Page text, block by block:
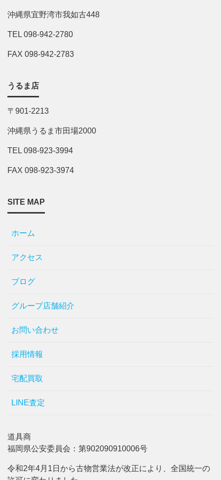
沖縄県宜野湾市我如古448
TEL 098-942-2780
FAX 098-942-2783
うるま店
〒901-2213
沖縄県うるま市田場2000
TEL 098-923-3994
FAX 098-923-3974
SITE MAP
ホーム
アクセス
ブログ
グループ店舗紹介
お問い合わせ
採用情報
宅配買取
LINE査定
道具商
福岡県公安委員会：第902090910006号
令和2年4月1日から古物営業法が改正により、全国統一の